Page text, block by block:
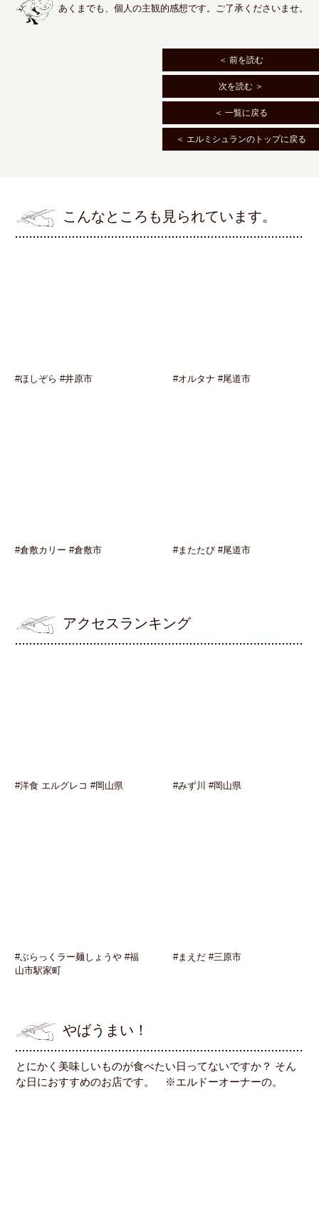
あくまでも、個人の主観的感想です。ご了承くださいませ。
＜ 前を読む
次を読む ＞
＜ 一覧に戻る
＜ エルミシュランのトップに戻る
こんなところも見られています。
#ほしぞら #井原市 #オルタナ #尾道市
#倉敷カリー #倉敷市 #またたび #尾道市
アクセスランキング
#洋食 エルグレコ #岡山県 #みず川 #岡山県
#ぶらっくラー麺しょうや #福
山市駅家町
#まえだ #三原市
やばうまい！
とにかく美味しいものが食べたい日ってないですか？ そん
な日におすすめのお店です。 ※エルドーオーナーの。